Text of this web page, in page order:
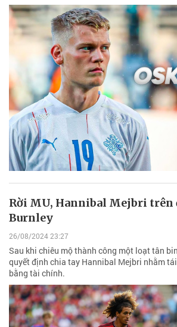
Rời MU, Hannibal Mejbri trên
Burnley
26/08/2024 23:27
Sau khi chiêu mộ thành công một loạt tân
quyết định chia tay Hannibal Mejbri nhằm
bằng tài chính.